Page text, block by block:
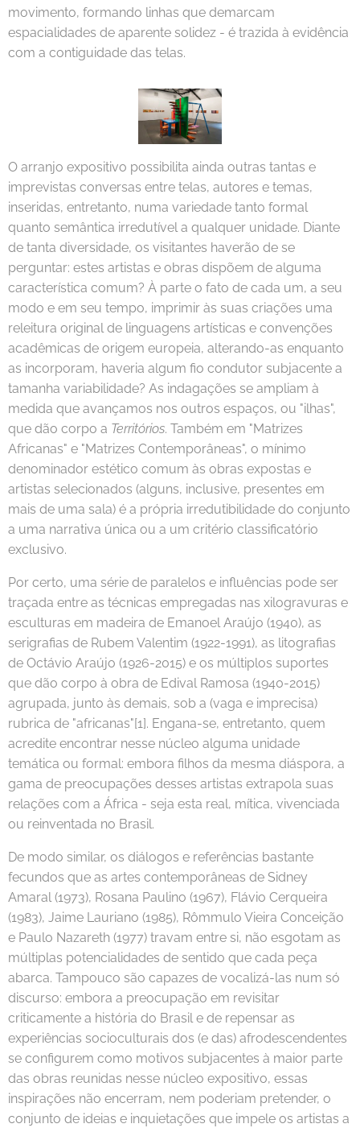
movimento, formando linhas que demarcam
espacialidades de aparente solidez - é trazida à evidência
com a contiguidade das telas.
O arranjo expositivo possibilita ainda outras tantas e
imprevistas conversas entre telas, autores e temas,
inseridas, entretanto, numa variedade tanto formal
quanto semântica irredutível a qualquer unidade. Diante
de tanta diversidade, os visitantes haverão de se
perguntar: estes artistas e obras dispõem de alguma
característica comum? À parte o fato de cada um, a seu
modo e em seu tempo, imprimir às suas criações uma
releitura original de linguagens artísticas e convenções
acadêmicas de origem europeia, alterando-as enquanto
as incorporam, haveria algum fio condutor subjacente a
tamanha variabilidade? As indagações se ampliam à
medida que avançamos nos outros espaços, ou "ilhas",
que dão corpo a Territórios. Também em "Matrizes
Africanas" e "Matrizes Contemporâneas", o mínimo
denominador estético comum às obras expostas e
artistas selecionados (alguns, inclusive, presentes em
mais de uma sala) é a própria irredutibilidade do conjunto
a uma narrativa única ou a um critério classificatório
exclusivo.
Por certo, uma série de paralelos e influências pode ser
traçada entre as técnicas empregadas nas xilogravuras e
esculturas em madeira de Emanoel Araújo (1940), as
serigrafias de Rubem Valentim (1922-1991), as litografias
de Octávio Araújo (1926-2015) e os múltiplos suportes
que dão corpo à obra de Edival Ramosa (1940-2015)
agrupada, junto às demais, sob a (vaga e imprecisa)
rubrica de "africanas"[1]. Engana-se, entretanto, quem
acredite encontrar nesse núcleo alguma unidade
temática ou formal: embora filhos da mesma diáspora, a
gama de preocupações desses artistas extrapola suas
relações com a África - seja esta real, mítica, vivenciada
ou reinventada no Brasil.
De modo similar, os diálogos e referências bastante
fecundos que as artes contemporâneas de Sidney
Amaral (1973), Rosana Paulino (1967), Flávio Cerqueira
(1983), Jaime Lauriano (1985), Rômmulo Vieira Conceição
e Paulo Nazareth (1977) travam entre si, não esgotam as
múltiplas potencialidades de sentido que cada peça
abarca. Tampouco são capazes de vocalizá-las num só
discurso: embora a preocupação em revisitar
criticamente a história do Brasil e de repensar as
experiências socioculturais dos (e das) afrodescendentes
se configurem como motivos subjacentes à maior parte
das obras reunidas nesse núcleo expositivo, essas
inspirações não encerram, nem poderiam pretender, o
conjunto de ideias e inquietações que impele os artistas a